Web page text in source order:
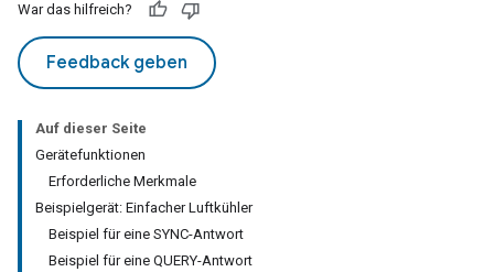
War das hilfreich?
Feedback geben
Auf dieser Seite
Gerätefunktionen
Erforderliche Merkmale
Beispielgerät: Einfacher Luftkühler
Beispiel für eine SYNC-Antwort
Beispiel für eine QUERY-Antwort